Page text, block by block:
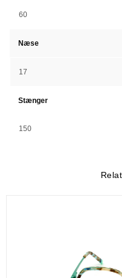
60
Næse
17
Stænger
150